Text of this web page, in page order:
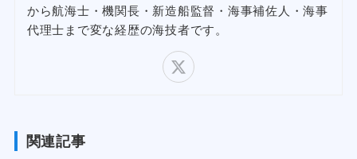
から航海士・機関長・新造船監督・海事補佐人・海事
代理士まで変な経歴の海技者です。
関連記事